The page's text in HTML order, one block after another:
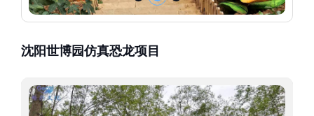
沈阳世博园仿真恐龙项目